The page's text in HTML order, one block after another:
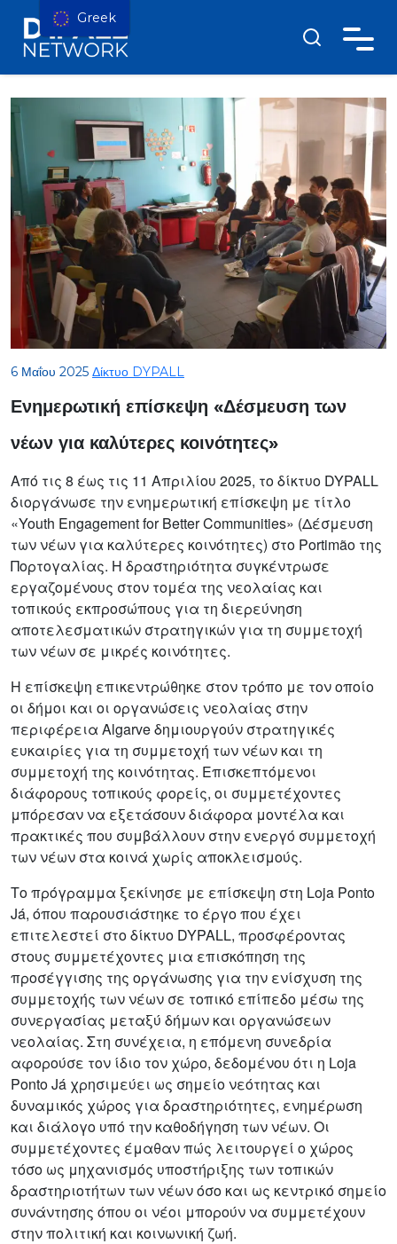
6 Μαΐου 2025 Δίκτυο DYPALL
Ενημερωτική επίσκεψη «Δέσμευση των
νέων για καλύτερες κοινότητες»
Από τις 8 έως τις 11 Απριλίου 2025, το δίκτυο DYPALL
διοργάνωσε την ενημερωτική επίσκεψη με τίτλο
«Youth Engagement for Better Communities» (Δέσμευση
των νέων για καλύτερες κοινότητες) στο Portimão της
Πορτογαλίας. Η δραστηριότητα συγκέντρωσε
εργαζομένους στον τομέα της νεολαίας και
τοπικούς εκπροσώπους για τη διερεύνηση
αποτελεσματικών στρατηγικών για τη συμμετοχή
των νέων σε μικρές κοινότητες.
Η επίσκεψη επικεντρώθηκε στον τρόπο με τον οποίο
οι δήμοι και οι οργανώσεις νεολαίας στην
περιφέρεια Algarve δημιουργούν στρατηγικές
ευκαιρίες για τη συμμετοχή των νέων και τη
συμμετοχή της κοινότητας. Επισκεπτόμενοι
διάφορους τοπικούς φορείς, οι συμμετέχοντες
μπόρεσαν να εξετάσουν διάφορα μοντέλα και
πρακτικές που συμβάλλουν στην ενεργό συμμετοχή
των νέων στα κοινά χωρίς αποκλεισμούς.
Το πρόγραμμα ξεκίνησε με επίσκεψη στη Loja Ponto
Já, όπου παρουσιάστηκε το έργο που έχει
επιτελεστεί στο δίκτυο DYPALL, προσφέροντας
στους συμμετέχοντες μια επισκόπηση της
προσέγγισης της οργάνωσης για την ενίσχυση της
συμμετοχής των νέων σε τοπικό επίπεδο μέσω της
συνεργασίας μεταξύ δήμων και οργανώσεων
νεολαίας. Στη συνέχεια, η επόμενη συνεδρία
αφορούσε τον ίδιο τον χώρο, δεδομένου ότι η Loja
Ponto Já χρησιμεύει ως σημείο νεότητας και
δυναμικός χώρος για δραστηριότητες, ενημέρωση
και διάλογο υπό την καθοδήγηση των νέων. Οι
συμμετέχοντες έμαθαν πώς λειτουργεί ο χώρος
τόσο ως μηχανισμός υποστήριξης των τοπικών
δραστηριοτήτων των νέων όσο και ως κεντρικό σημείο
συνάντησης όπου οι νέοι μπορούν να συμμετέχουν
στην πολιτική και κοινωνική ζωή.
Greek